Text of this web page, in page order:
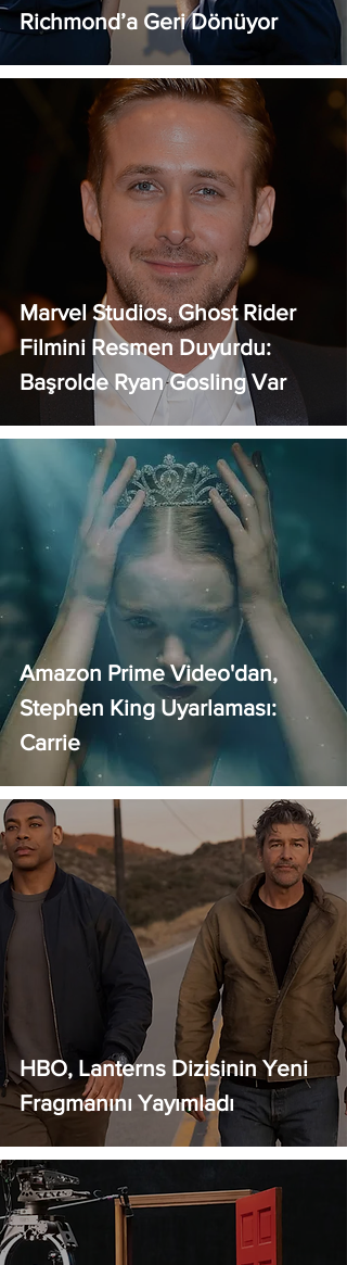
Richmond’a Geri Dönüyor
Marvel Studios, Ghost Rider
Filmini Resmen Duyurdu:
Başrolde Ryan Gosling Var
Amazon Prime Video'dan,
Stephen King Uyarlaması:
Carrie
HBO, Lanterns Dizisinin Yeni
Fragmanını Yayımladı